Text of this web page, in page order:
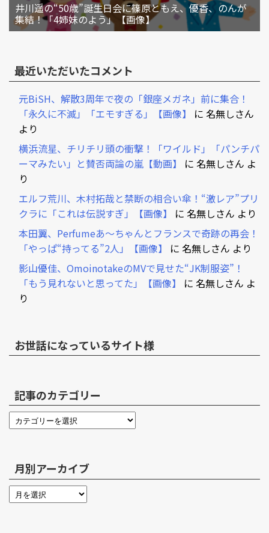
井川遥の“50歳”誕生日会に篠原ともえ、優香、のんが
集結！「4姉妹のよう」【画像】
最近いただいたコメント
元BiSH、解散3周年で夜の「銀座メガネ」前に集合！
「永久に不滅」「エモすぎる」【画像】
に 名無しさん
より
横浜流星、チリチリ頭の衝撃！「ワイルド」「パンチパ
ーマみたい」と賛否両論の嵐【動画】
に 名無しさん よ
り
エルフ荒川、木村拓哉と禁断の相合い傘！“激レア”プリ
クラに「これは伝説すぎ」【画像】
に 名無しさん より
本田翼、Perfumeあ～ちゃんとフランスで奇跡の再会！
「やっぱ“持ってる”2人」【画像】
に 名無しさん より
影山優佳、OmoinotakeのMVで見せた“JK制服姿”！
「もう見れないと思ってた」【画像】
に 名無しさん よ
り
お世話になっているサイト様
記事のカテゴリー
月別アーカイブ